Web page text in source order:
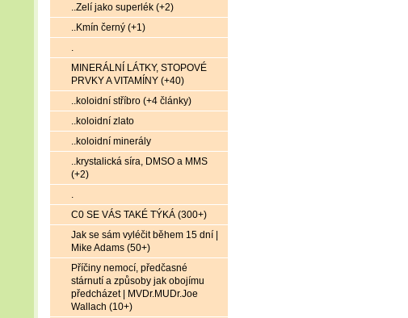
..Zelí jako superlék (+2)
..Kmín černý (+1)
.
MINERÁLNÍ LÁTKY, STOPOVÉ
PRVKY A VITAMÍNY (+40)
..koloidní stříbro (+4 články)
..koloidní zlato
..koloidní minerály
..krystalická síra, DMSO a MMS
(+2)
.
C0 SE VÁS TAKÉ TÝKÁ (300+)
Jak se sám vyléčit během 15 dní |
Mike Adams (50+)
Příčiny nemocí, předčasné
stárnutí a způsoby jak obojímu
předcházet | MVDr.MUDr.Joe
Wallach (10+)